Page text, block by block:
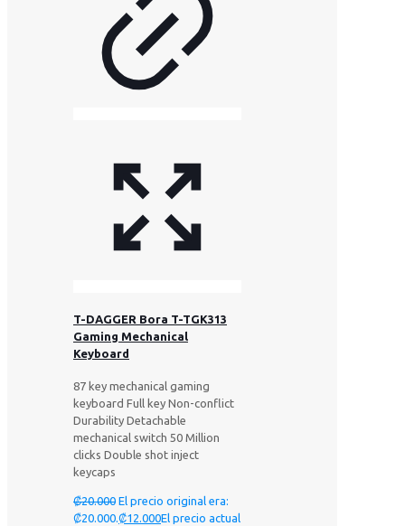
T-DAGGER Bora T-TGK313
Gaming Mechanical
Keyboard
87 key mechanical gaming
keyboard Full key Non-conflict
Durability Detachable
mechanical switch 50 Million
clicks Double shot inject
keycaps
₡20.000 El precio original era:
₡20.000.₡12.000El precio actual